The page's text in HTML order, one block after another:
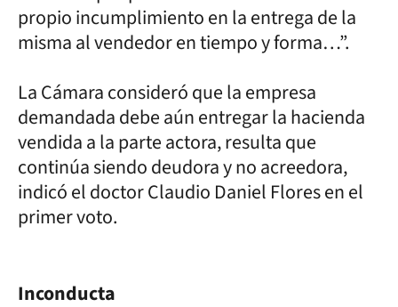
propio incumplimiento en la entrega de la
misma al vendedor en tiempo y forma…”.
La Cámara consideró que la empresa
demandada debe aún entregar la hacienda
vendida a la parte actora, resulta que
continúa siendo deudora y no acreedora,
indicó el doctor Claudio Daniel Flores en el
primer voto.
Inconducta